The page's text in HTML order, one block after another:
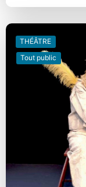
Tout public
THÉÂTRE